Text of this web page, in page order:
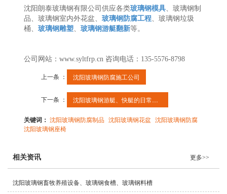
沈阳朗泰玻璃钢有限公司供应各类玻璃钢模具 、玻璃钢制
品、玻璃钢室内外花盆、玻璃钢防腐工程 、玻璃钢垃圾
桶、玻璃钢雕塑 、玻璃钢游艇翻新等。
公司网站：www.syltfrp.cn 咨询电话：135-5576-8798
上一条 ： 沈阳玻璃钢防腐施工公司
下一条 ： 沈阳玻璃钢游艇、快艇的日常维护
关键词：沈阳玻璃钢防腐制品 沈阳玻璃钢花盆 沈阳玻璃钢防腐
沈阳玻璃钢座椅
相关资讯 更多>>
沈阳玻璃钢畜牧养殖设备、玻璃钢食槽、玻璃钢料槽